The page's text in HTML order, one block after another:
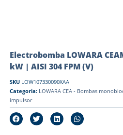
Electrobomba LOWARA
kW | AISI 304 FPM (V)
SKU LOW107330090XAA
Categoria: LOWARA CEA - Bombas
impulsor